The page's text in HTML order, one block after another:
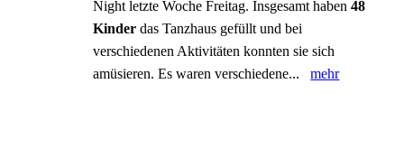
Night letzte Woche Freitag. Insgesamt haben48
Kinder das Tanzhaus gefüllt und bei
verschiedenen Aktivitäten konnten sie sich
amüsieren. Es waren verschiedene...mehr